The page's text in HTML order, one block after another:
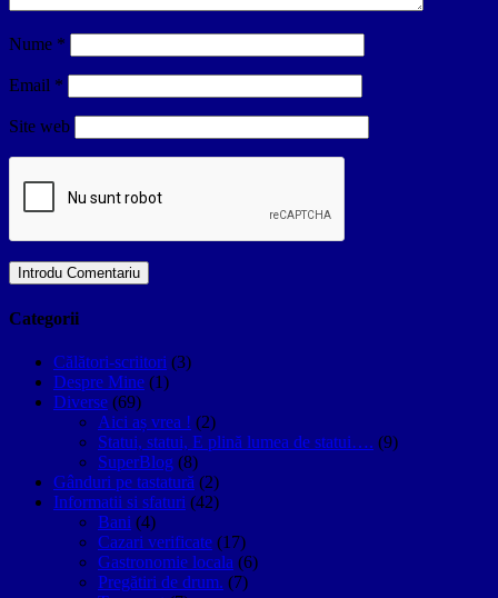
Nume *
Email *
Site web
Categorii
Călători-scriitori (3)
Despre Mine (1)
Diverse (69)
Aici aș vrea ! (2)
Statui, statui, E plină lumea de statui…. (9)
SuperBlog (8)
Gânduri pe tastatură (2)
Informatii si sfaturi (42)
Bani (4)
Cazari verificate (17)
Gastronomie locala (6)
Pregătiri de drum. (7)